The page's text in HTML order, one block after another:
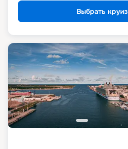
Выбрать круиз